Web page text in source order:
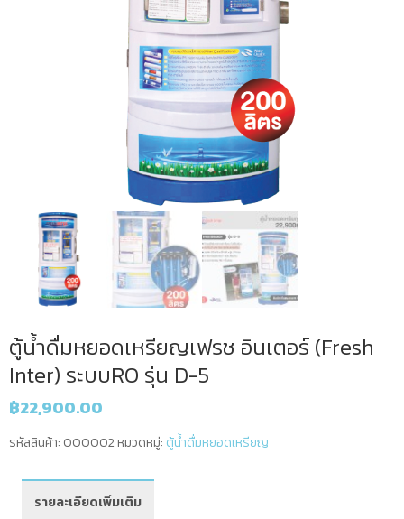
ตู้น้ำดื่มหยอดเหรียญเฟรช อินเตอร์ (Fresh
Inter) ระบบRO รุ่น D-5
฿22,900.00
รหัสสินค้า: 000002หมวดหมู่: ตู้น้ำดื่มหยอดเหรียญ
รายละเอียดเพิ่มเติม